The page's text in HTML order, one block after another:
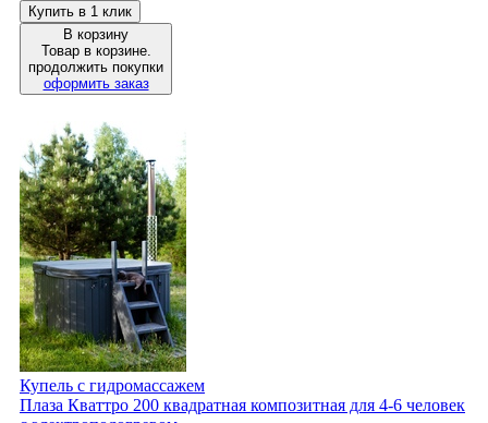
Купить в 1 клик
В корзину
Товар в корзине.
продолжить покупки
оформить заказ
Купель с гидромассажем
Плаза Кваттро 200 квадратная композитная для 4-6 человек